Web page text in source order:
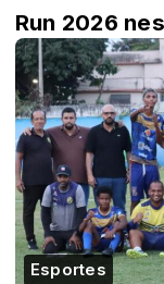
Run 2026
Esportes